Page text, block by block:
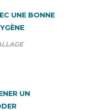
UNE BONNE
UN